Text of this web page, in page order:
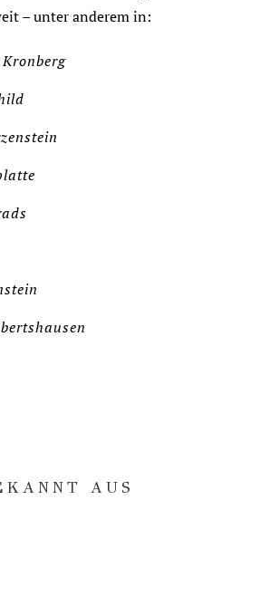
– unter anderem in:
AUS